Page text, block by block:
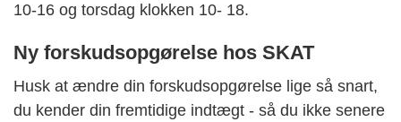
10-16 og torsdag klokken 10- 18.
Ny forskudsopgørelse hos SKAT
Husk at ændre din forskudsopgørelse lige så snart,
du kender din fremtidige indtægt - så du ikke senere